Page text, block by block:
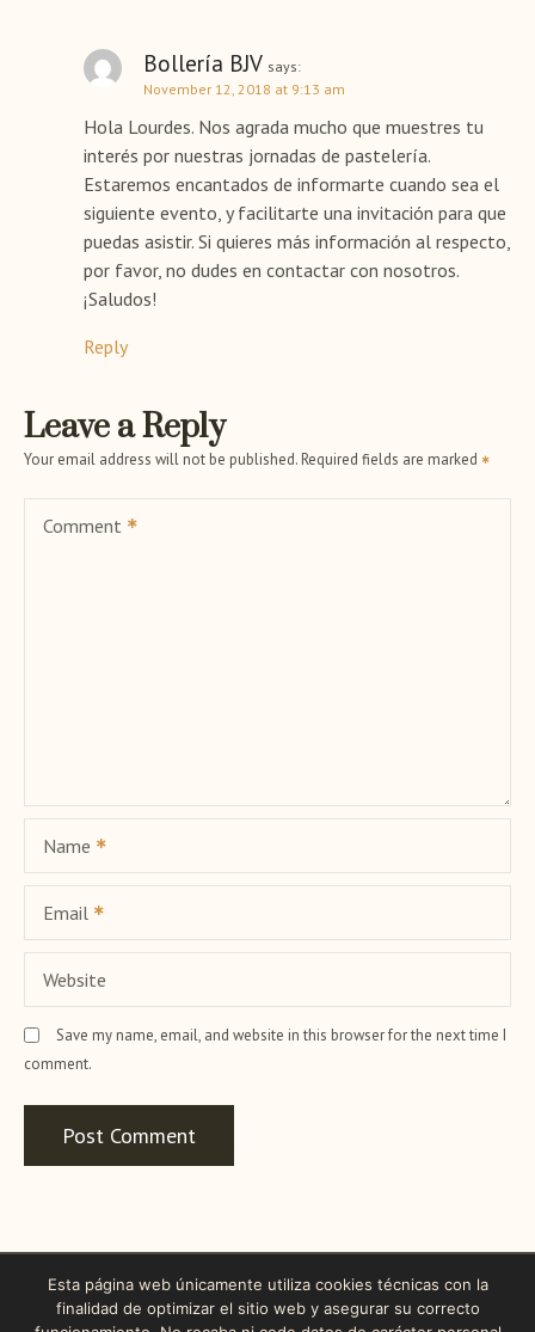
Bollería BJV says:
November 12, 2018 at 9:13 am
Hola Lourdes. Nos agrada mucho que muestres tu
interés por nuestras jornadas de pastelería.
Estaremos encantados de informarte cuando sea el
siguiente evento, y facilitarte una invitación para que
puedas asistir. Si quieres más información al respecto,
por favor, no dudes en contactar con nosotros.
¡Saludos!
Reply
Leave a Reply
Your email address will not be published. Required fields are marked
Comment
Name
Email
Website
Save my name, email, and website in this browser for the next time I
comment.
Esta página web únicamente utiliza cookies técnicas con la
finalidad de optimizar el sitio web y asegurar su correcto